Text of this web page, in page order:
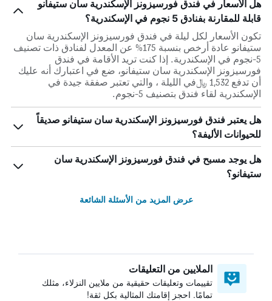
هل الأسعار في فندق فورسيزونز الإسكندرية سان ستيفانو
قابلة للمقارنة بفنادق 5 نجوم في الإسكندرية؟
تكون الأسعار لكل ليلة في فندق فورسيزونز الإسكندرية سان
ستيفانو عادة أرخص بنسبة 175% عن المعدل لفنادق ذات تصنيف
5-نجوم في الإسكندرية. إذا كنت تريد الأقامة في فندق
فورسيزونز الإسكندرية سان ستيفانو، ضع في اعتبارك أنه عليك
أن تدفع 1,532 ﷼في الليلة ، والتي تعتبر صفقة جيدة في
الإسكندرية لقاء فندق بتصنيف 5-نجوم.
هل يعتبر فندق فورسيزونز الإسكندرية سان ستيفانو صديقاً
للحيوانات الأليفة؟
هل يوجد مسبح في فندق فورسيزونز الإسكندرية سان
ستيفانو؟
عرض المزيد من الأسئلة الشائعة
الملايين من التعليقات
تقييمات وتعليقات حقيقية من ملايين النزلاء، مثلك
تمامًا. احجز إقامتك المثالية بكل ثقة!